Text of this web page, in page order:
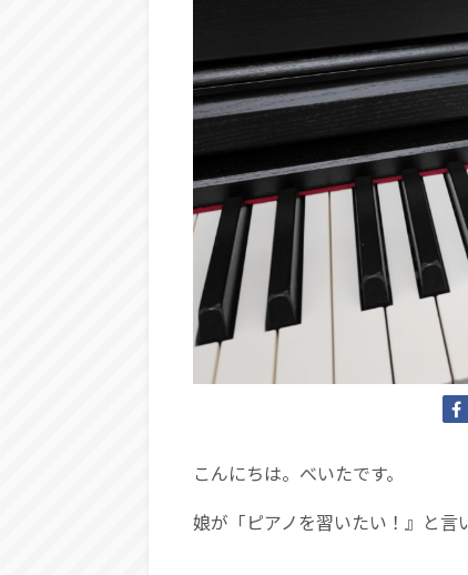
こんにちは。べいたです。
娘が「ピアノを習いたい！』と言